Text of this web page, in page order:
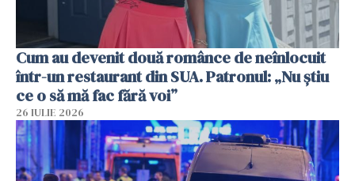
Cum au devenit două românce de neînlocuit
într-un restaurant din SUA. Patronul: „Nu știu
ce o să mă fac fără voi”
26 IULIE 2026